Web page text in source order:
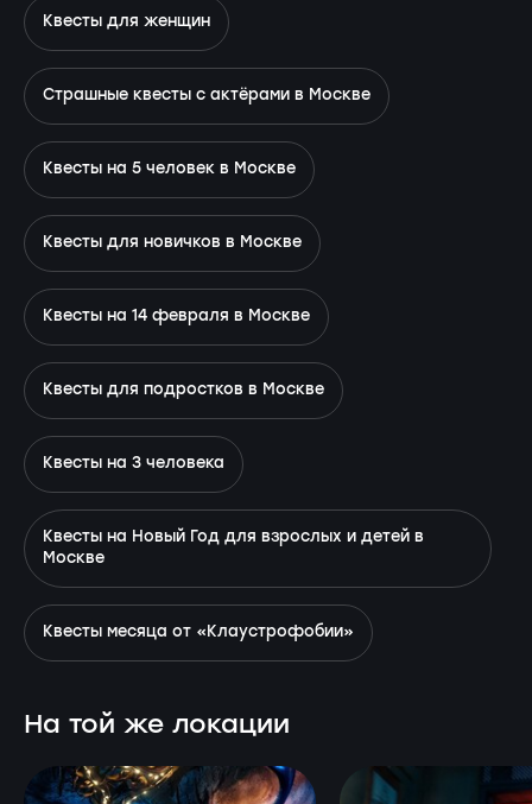
Квесты для женщин
Страшные квесты с актёрами в Москве
Квесты на 5 человек в Москве
Квесты для новичков в Москве
Квесты на 14 февраля в Москве
Квесты для подростков в Москве
Квесты на 3 человека
Квесты на Новый Год для взрослых и детей в
Москве
Квесты месяца от «Клаустрофобии»
На той же локации